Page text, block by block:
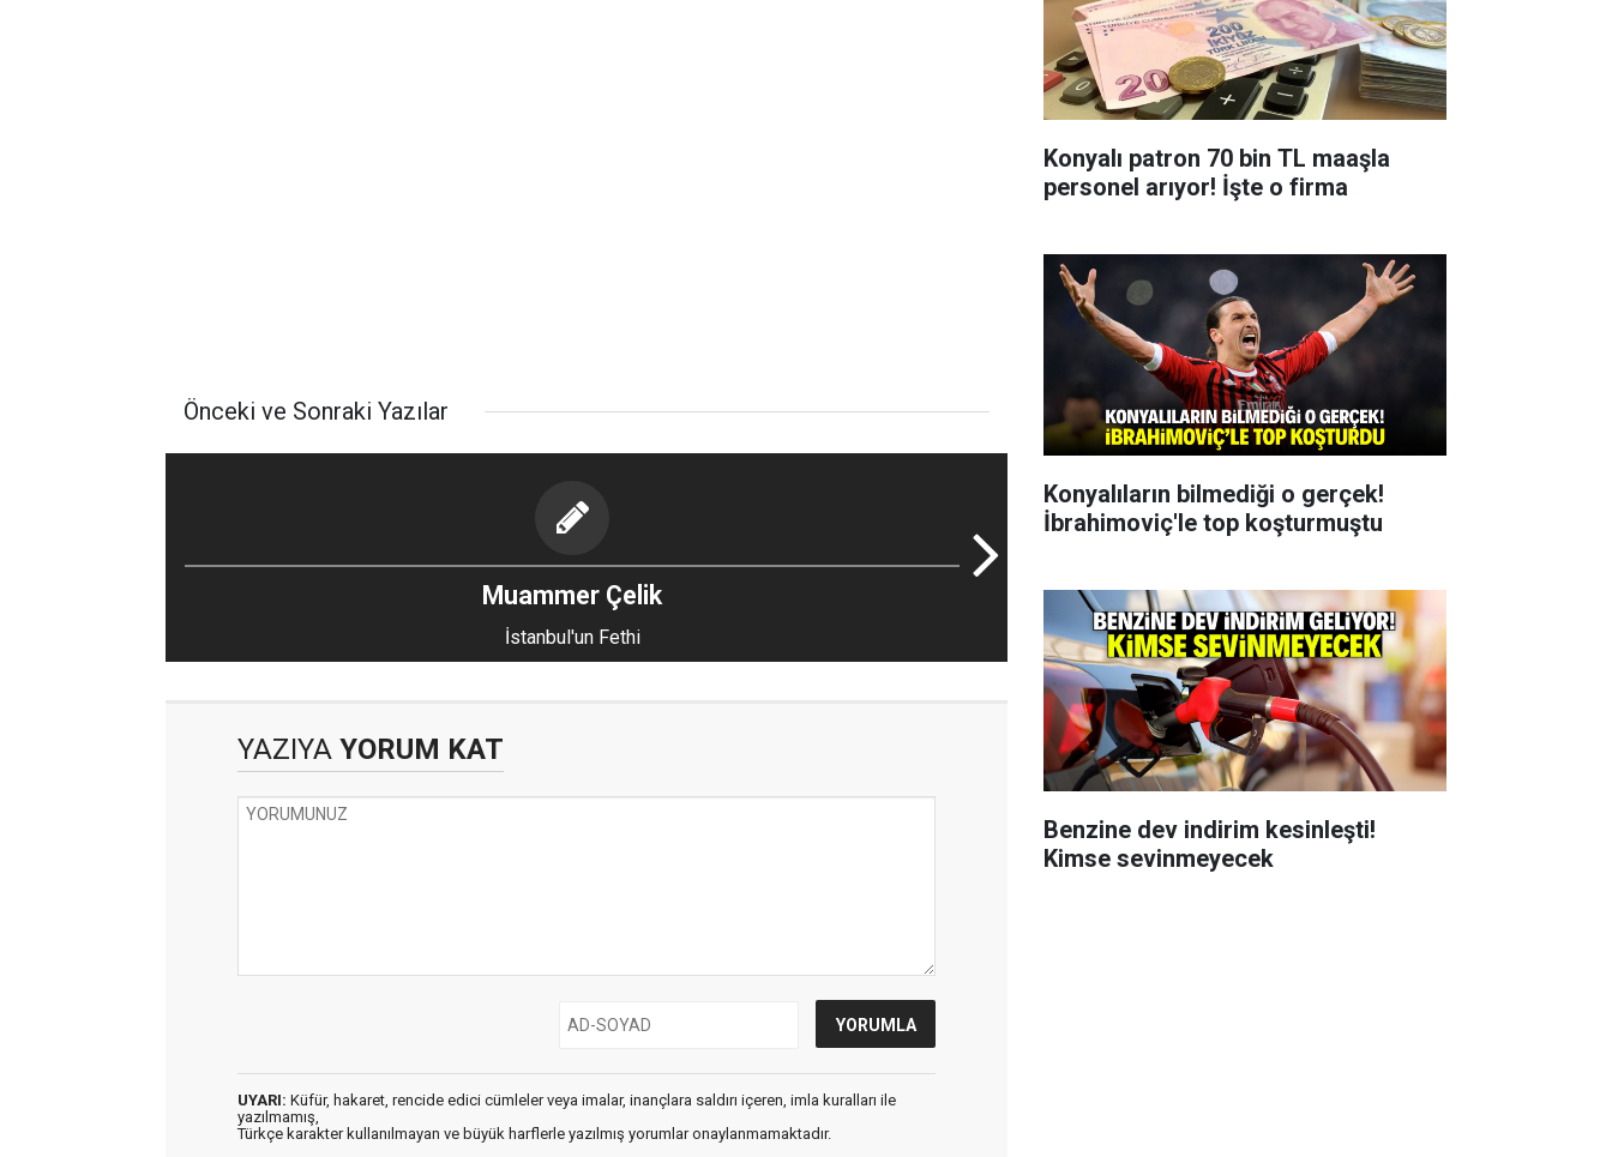
Önceki ve Sonraki Yazılar
Muammer Çelik
İstanbul'un Fethi
YAZIYA YORUM KAT
UYARI: Küfür, hakaret, rencide edici cümleler veya imalar, inançlara saldırı içeren, imla kuralları ile
yazılmamış,
Türkçe karakter kullanılmayan ve büyük harflerle yazılmış yorumlar onaylanmamaktadır.
Konyalı patron 70 bin TL maaşla
personel arıyor! İşte o firma
Konyalıların bilmediği o gerçek!
İbrahimoviç'le top koşturmuştu
Benzine dev indirim kesinleşti!
Kimse sevinmeyecek